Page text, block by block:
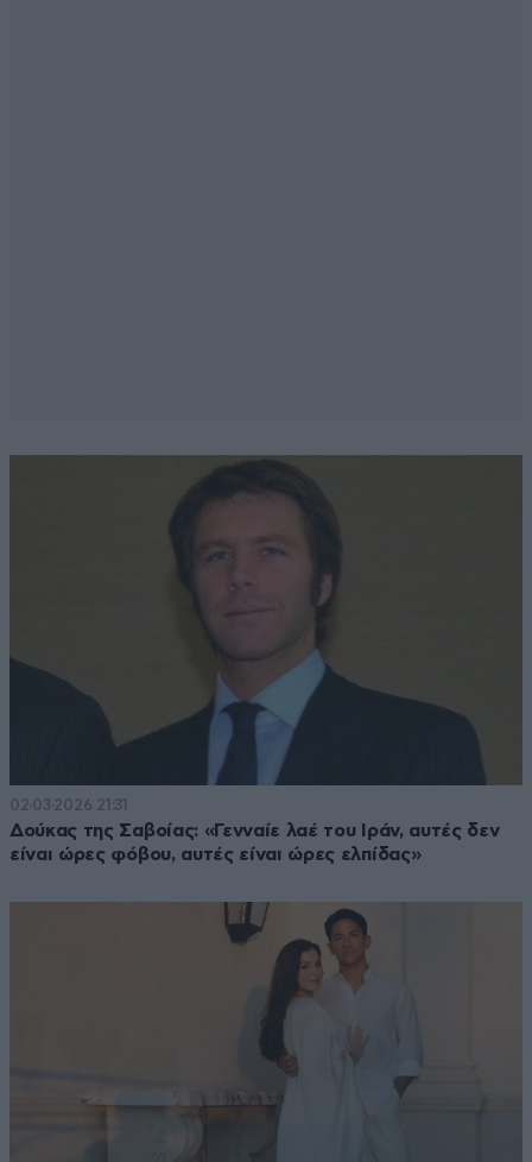
02·03·2026 21:31
Δούκας της Σαβοίας: «Γενναίε λαέ του Ιράν, αυτές δεν
είναι ώρες φόβου, αυτές είναι ώρες ελπίδας»